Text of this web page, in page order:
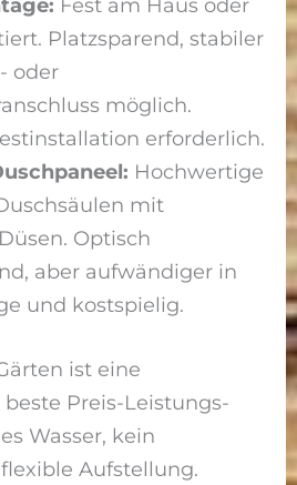
Fest am Haus oder
Platzsparend, stabiler
oder
möglich.
erforderlich.
Hochwertige
mit
Optisch
aber aufwändiger in
und kostspielig.
ist eine
beste Preis-Leistungs-
Wasser, kein
Aufstellung.